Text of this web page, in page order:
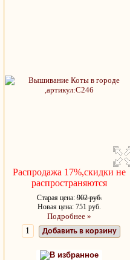
Распродажа 17%,скидки не
распространяются
Старая цена:902 руб.
Новая цена: 751 руб.
Подробнее »
Добавить в корзину
В избранное